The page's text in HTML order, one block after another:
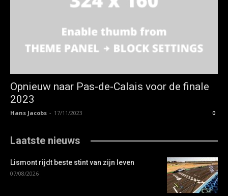
Opnieuw naar Pas-de-Calais voor de finale
2023
Hans Jacobs - 17/11/2023 0
Laatste nieuws
Lismont rijdt beste stint van zijn leven
07/08/2026